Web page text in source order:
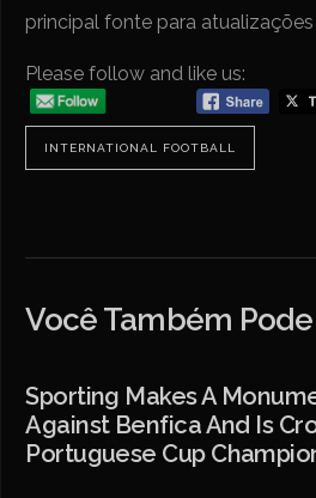
principal fonte para
Please follow and like us:
INTERNATIONAL FOOTBALL
Você Também
Sporting Makes A
Against Benfica And Is
Portuguese Cup